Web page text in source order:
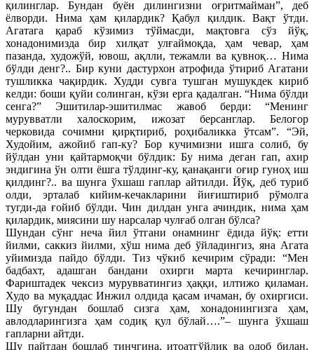
қилинглар. Бундан буён дилингизни оғритмайман”, деб
ёлворди. Нима ҳам қилардик? Қабул қилдик. Вақт ўтди.
Агатага қараб кўзимиз тўймасди, мақтовга сўз йўқ,
хонадонимизда бир хилқат улғаймоқда, ҳам чевар, ҳам
пазанда, художўй, ювош, ақлли, тежамли ва қувноқ… Нима
бўлди денг?.. Бир куни дастурхон атрофида ўтириб Агатани
тушликка чақирдик. Худди сувга тушган мушукдек кириб
келди: боши қуйи солинган, кўзи ерга қадалган. “Нима бўлди
сенга?” Эшитилар-эшитилмас жавоб берди: “Менинг
мурувватли халоскорим, ижозат берсанглар. Белогор
черковида сочимни қирқтириб, роҳибаликка ўтсам”. “Эй,
Худойим, ажойиб гап-ку? Бор кучимизни ишга солиб, бу
йўлдан уни қайтармоқчи бўлдик: Бу нима деган гап, ахир
эндигина ўн олти ёшга тўлдинг-ку, қанақанги оғир гуноҳ иш
қилдинг?.. ва шунга ўхшаш гаплар айтилди. Йўқ, деб туриб
олди, эрталаб кийим-кечакларини йиғиштириб рўмолга
тугди-да ғойиб бўлди. Чин дилдан унга ачиндик, нима ҳам
қилардик, миясини шу нарсалар чулғаб олган бўлса?
Шундан сўнг неча йил ўтгани онамнинг ёдида йўқ: етти
йилми, саккиз йилми, хўш нима деб ўйладингиз, яна Агата
уйимизда пайдо бўлди. Тиз чўкиб кечирим сўради: “Мен
бадбахт, адашган бандани охирги марта кечиринглар.
Фариштадек чексиз мурувватингиз ҳаққи, илтижо қиламан.
Худо ва муқаддас Инжил олдида қасам ичаман, бу охиргиси.
Шу бугундан бошлаб сизга ҳам, хонадонингизга ҳам,
авлодларингизга ҳам содиқ қул бўлай….”– шунга ўхшаш
гапларни айтди.
Шу пайтдан бошлаб тинчгина, итоатгўйлик ва одоб билан,